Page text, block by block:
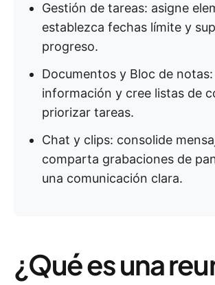
Gestión de tareas: asigne
establezca fechas límite y
progreso.
Documentos y Bloc de
información y cree listas de
priorizar tareas.
Chat y clips: consolide
comparta grabaciones de
una comunicación clara.
¿Qué es una